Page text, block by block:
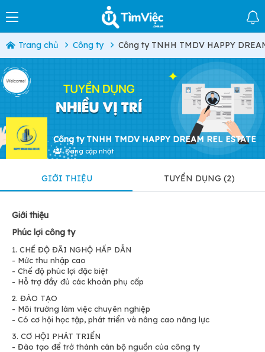
Trang chủ Công ty Công ty TNHH TMDV HAPPY
Công ty TNHH TMDV HAPPY DREAM REL ESTATE
Đang cập nhật
GIỚI THIỆU TUYỂN DỤNG (2)
Giới thiệu
Phúc lợi công ty
1. CHẾ ĐỘ ĐÃI NGHỘ HẤP DẪN
- Mức thu nhập cao
- Chế độ phúc lợi đặc biệt
- Hỗ trợ đầy đủ các khoản phụ cấp
2. ĐÀO TẠO
- Môi trường làm việc chuyên nghiệp
- Có cơ hội học tập, phát triển và nâng cao năng lực
3. CƠ HỘI PHÁT TRIỂN
- Đào tạo để trở thành cán bộ nguồn của công ty